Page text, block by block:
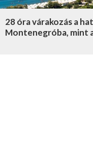
28 óra várakozás a
Montenegróba, mint